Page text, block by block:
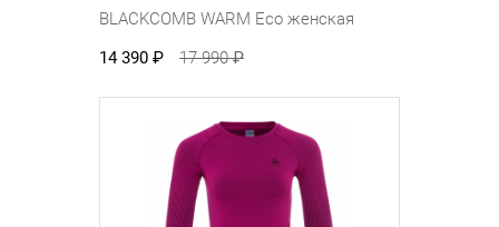
BLACKCOMB WARM Eco женская
14 390 ₽ 17 990₽